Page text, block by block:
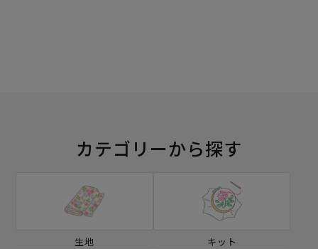
カテゴリーから探す
生地 キット